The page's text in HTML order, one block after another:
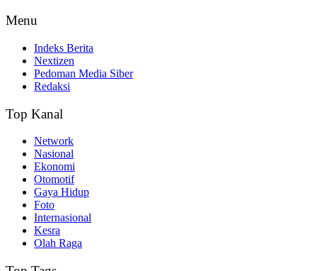
Menu
Indeks Berita
Nextizen
Pedoman Media Siber
Redaksi
Top Kanal
Network
Nasional
Ekonomi
Otomotif
Gaya Hidup
Foto
Internasional
Kesra
Olah Raga